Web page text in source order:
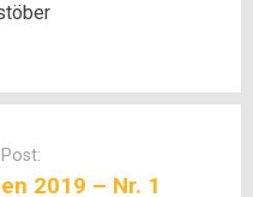
2019 – Nr. 1